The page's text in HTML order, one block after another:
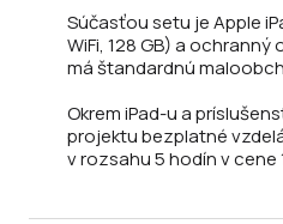
Súčasťou setu je Apple
WiFi, 128 GB) a ochranný
má štandardnú
Okrem iPad-u a
projektu bezplatné
v rozsahu 5 hodín v cene